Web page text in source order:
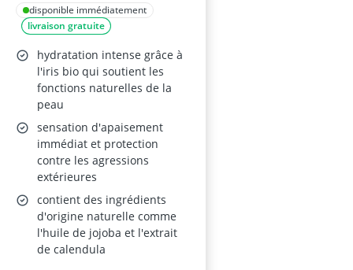
disponible immédiatement
livraison gratuite
hydratation intense grâce à
l'iris bio qui soutient les
fonctions naturelles de la
peau
sensation d'apaisement
immédiat et protection
contre les agressions
extérieures
contient des ingrédients
d'origine naturelle comme
l'huile de jojoba et l'extrait
de calendula